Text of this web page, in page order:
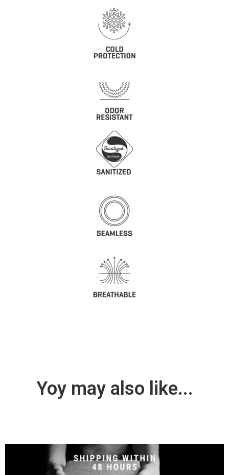
Yoy may also like...